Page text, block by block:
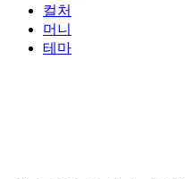
컬처
머니
테마